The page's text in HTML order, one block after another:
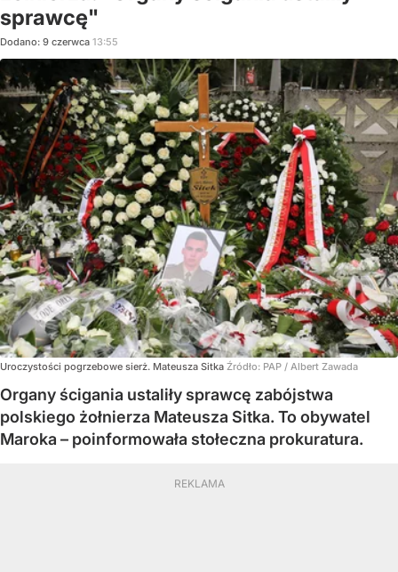
sprawcę"
Dodano: 9 czerwca 13:55
Uroczystości pogrzebowe sierż. Mateusza Sitka Źródło: PAP / Albert Zawada
Organy ścigania ustaliły sprawcę zabójstwa
polskiego żołnierza Mateusza Sitka. To obywatel
Maroka – poinformowała stołeczna prokuratura.